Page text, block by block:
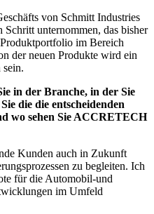
von Schmitt Industries
unternommen, das bisher
im Bereich
der neuen Produkte wird ein
in der Branche, in der Sie
die die entscheidenden
wo sehen Sie ACCRETECH
Kunden auch in Zukunft
zu begleiten. Ich
für die Automobil-und
im Umfeld